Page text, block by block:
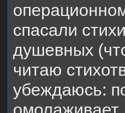
спасали
душевных
читаю
убеждаюсь: